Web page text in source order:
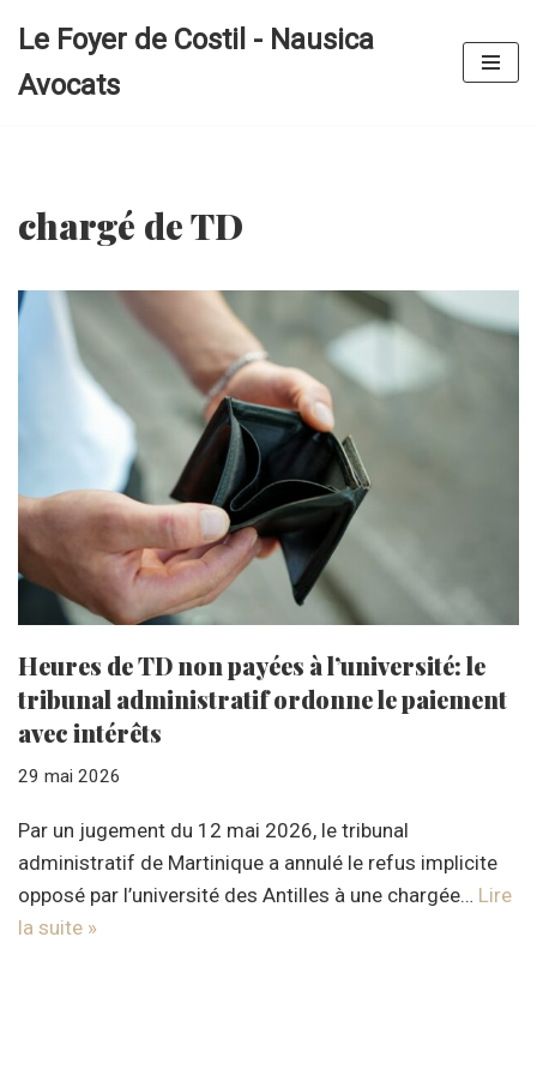
au
Le Foyer de Costil - Nausica
Avocats
chargé de TD
Heures de TD non payées à l’université: le
tribunal administratif ordonne le paiement
avec intérêts
29 mai 2026
Par un jugement du 12 mai 2026, le tribunal
administratif de Martinique a annulé le refus implicite
opposé par l’université des Antilles à une chargée… Lire
la suite »